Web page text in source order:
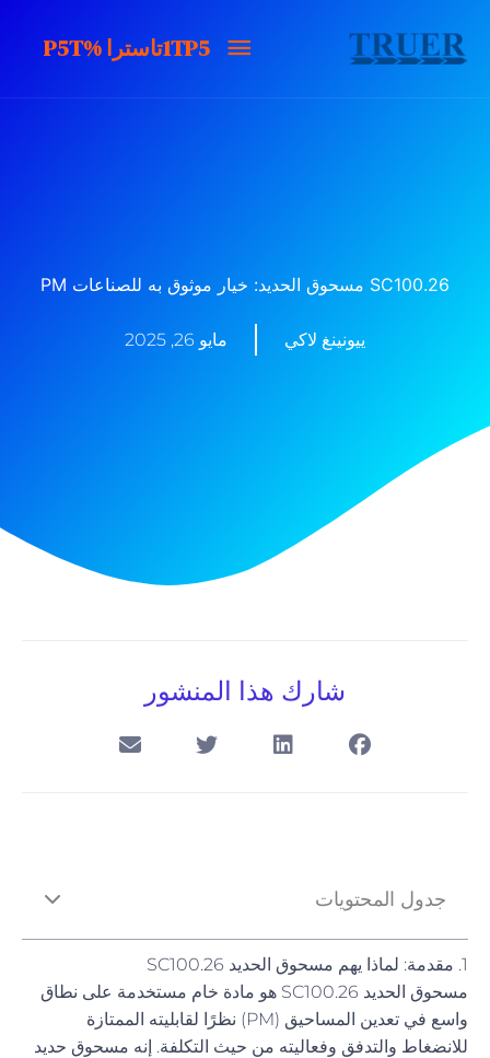
1TP5تاسترا1TP5تاسترا %P5T
SC100.26 مسحوق الحديد: خيار موثوق به للصناعات PM
ييونينغ لاكي مايو 26, 2025
شارك هذا المنشور
جدول المحتويات
1. مقدمة: لماذا يهم مسحوق الحديد SC100.26
مسحوق الحديد SC100.26 هو مادة خام مستخدمة على نطاق
واسع في تعدين المساحيق (PM) نظرًا لقابليته الممتازة
للانضغاط والتدفق وفعاليته من حيث التكلفة. إنه مسحوق حديد